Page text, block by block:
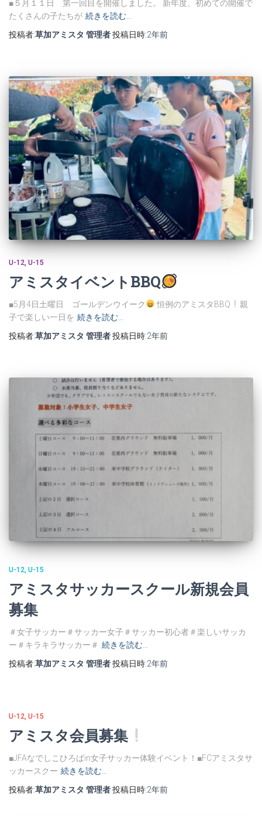
■５月１１日 第一回目を開催しました。 新年度、初めての開催で
たくさんの子たちが 続きを読む…
投稿者:草加アミスタ 管理者投稿日時:2年前
U-12 U-15
アミスタイベントBBQ
■5月4日土曜日 ゴールデンウイーク 恒例のアミスタBBQ
親
子で楽しい一日を 続きを読む…
投稿者:草加アミスタ 管理者投稿日時:2年前
U-12 U-15
アミスタサッカースクール新規会員
募集
＃女子サッカー＃サッカー女子＃サッカー初心者＃楽しいサッカ
ー＃キラキラサッカー＃ 続きを読む…
投稿者:草加アミスタ 管理者投稿日時:2年前
U-12 U-15
アミスタ会員募集
■JFAなでしこひろばin女子サッカー体験イベント！■FCアミスタサ
ッカースクー 続きを読む…
投稿者:草加アミスタ 管理者投稿日時:2年前